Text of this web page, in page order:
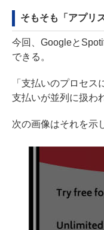
そもそも「アプリ
今回、Googleと
できる。
「支払いのプロセ
支払いが並列に扱わ
次の画像はそれを示